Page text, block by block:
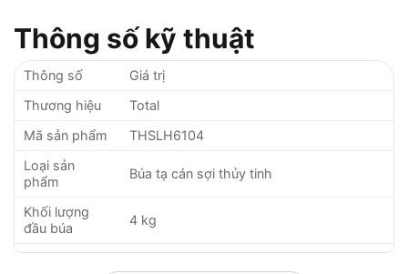
Thông số kỹ thuật
Thông số
Giá trị
Thương hiệu
Total
Mã sản phẩm
THSLH6104
Loại sản
phẩm
Búa tạ cán sợi thủy tinh
Khối lượng
đầu búa
4 kg
Tổng chiều dài